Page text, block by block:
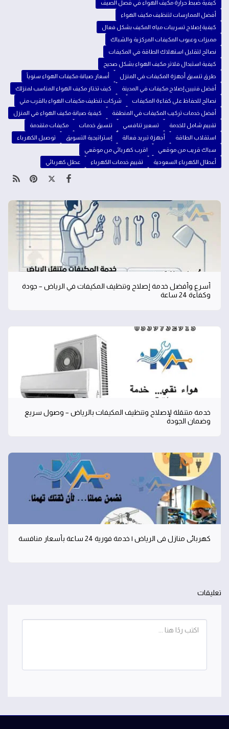
كيفية ضبط حرارة مكيف الهواء في فصل الصيف
أفضل الممارسات لتنظيف مكيف الهواء
كيفية إصلاح تسريبات مياه المكيف بشكل فعال
مميزات وعيوب المكيفات المركزية والشباك
نصائح لتقليل استهلاك الطاقة في المكيفات
كيفية استبدال فلاتر مكيف الهواء بشكل صحيح
طرق تنسيق أجهزة المكيفات في المنزل
أسعار صيانة مكيفات الهواء سنوياً
أفضل فنيين إصلاح مكيفات في المدينة
كيف تختار مكيف الهواء المناسب لمنزلك
نصائح للحفاظ على كفاءة المكيفات
شركات تنظيف مكيفات الهواء بالقرب مني
أفضل خدمات تركيب المكيفات في المنطقة
كيفية صيانة مكيف الهواء في المنزل
تقييم شامل للخدمة
تسعير تنافسي تنسيق خدمات
مكيفات متقدمة
استقلاب الطاقة
أجهزة تبريد فعالة إستراتيجية التسويق
توصيل الكهرباء
سباك قريب من موقعي
اقرب كهربائي من موقعي
أعطال الكهرباء السعودية
تقييم خدمات الكهرباء عطل كهربائي
أسرع وأفضل خدمة إصلاح وتنظيف المكيفات في الرياض – جودة
وكفاءة 24 ساعة
خدمة متنقلة لإصلاح وتنظيف المكيفات بالرياض – وصول سريع
وضمان الجودة
كهربائي منازل في الرياض | خدمة فورية 24 ساعة بأسعار منافسة
تعليقات